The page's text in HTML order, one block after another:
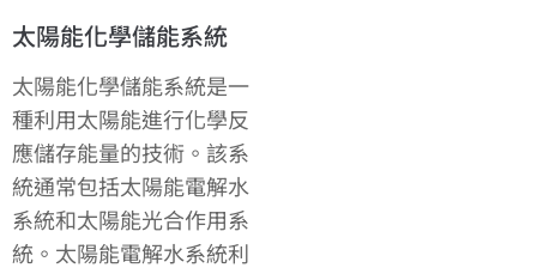
太陽能化學儲能系統
太陽能化學儲能系統是一
種利用太陽能進行化學反
應儲存能量的技術。該系
統通常包括太陽能電解水
系統和太陽能光合作用系
統。太陽能電解水系統利